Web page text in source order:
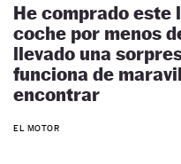
He comprado este
coche por menos
llevado una
funciona de
encontrar
EL MOTOR